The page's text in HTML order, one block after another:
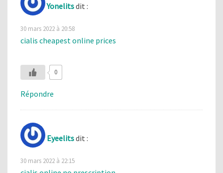
Yonelitsdit :
30 mars 2022 à 20:58
cialis cheapest online prices
0
Répondre
Eyeelitsdit :
30 mars 2022 à 22:15